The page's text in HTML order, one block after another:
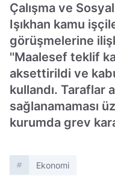
Çalışma ve
Işıkhan kamu
görüşmelerine
''Maalesef teklif
aksettirildi ve
kullandı. Taraflar
sağlanamaması
kurumda grev
Ekonomi